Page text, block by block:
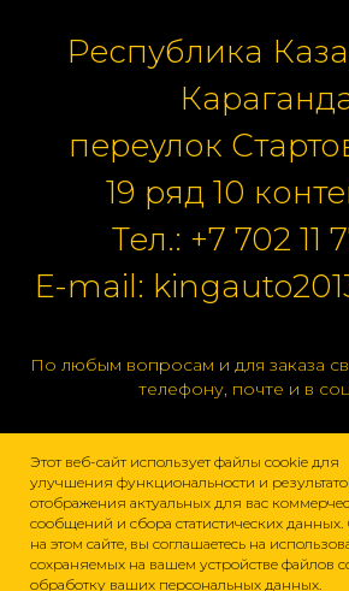
Этот веб-сайт использует файлы cookie для
улучшения функциональности и
отображения актуальных для вас
сообщений и сбора статистических данных.
на этом сайте, вы соглашаетесь на
сохраняемых на вашем устройстве файлов
обработку ваших персональных данных.
Домой Каталог
Республика
переулок
19 ряд 10
Тел.: +7 702 11
E-mail:
По любым вопросам и для заказа
телефону, почте и в